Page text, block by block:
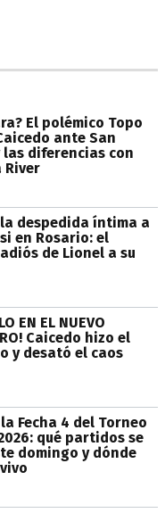
El polémico Topo
ante San
las diferencias con
River
despedida íntima a
en Rosario: el
de Lionel a su
EN EL NUEVO
Caicedo hizo el
y desató el caos
Fecha 4 del Torneo
qué partidos se
domingo y dónde